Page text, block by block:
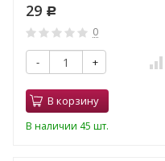
29 Р
0
- +
В корзину
В наличии 45 шт.